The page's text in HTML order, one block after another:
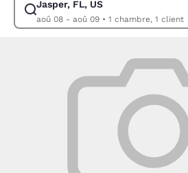
Jasper, FL, US
aoû 08 - aoû 09• 1 chambre, 1 client
Modifiez la recherche pour Jasper, FL,